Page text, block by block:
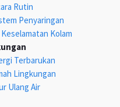
Rutin
Penyaringan
Kolam
Terbarukan
Lingkungan
Ulang Air